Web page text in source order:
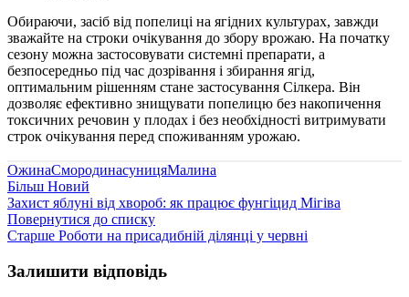
Обираючи, засіб від попелиці на ягідних культурах, завжди
зважайте на строки очікування до збору врожаю. На початку
сезону можна застосовувати системні препарати, а
безпосередньо під час дозрівання і збирання ягід,
оптимальним рішенням стане застосування Сілкера. Він
дозволяє ефективно знищувати попелицю без накопичення
токсичних речовин у плодах і без необхідності витримувати
строк очікування перед споживанням урожаю.
ОжинаСмородинасуницяМалина
Більш Новий
Захист яблуні від хвороб: як працює фунгіцид Мігіва
Повернутися до списку
Старше Роботи на присадибній ділянці у червні
Залишити відповідь